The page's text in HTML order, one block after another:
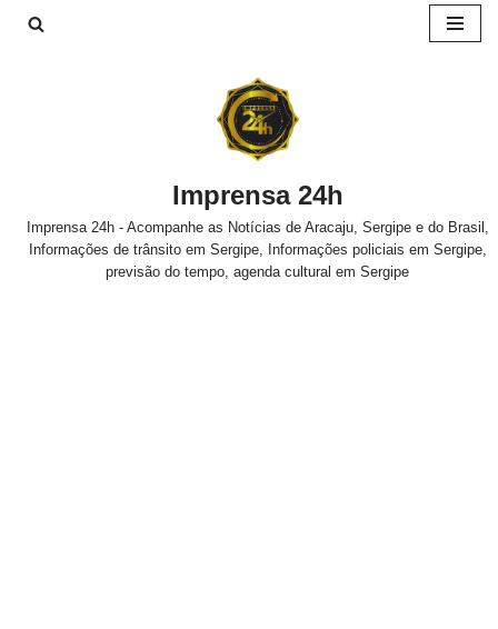
Imprensa 24h
Imprensa 24h - Acompanhe as Notícias de Aracaju, Sergipe e do Brasil,
Informações de trânsito em Sergipe, Informações policiais em Sergipe,
previsão do tempo, agenda cultural em Sergipe